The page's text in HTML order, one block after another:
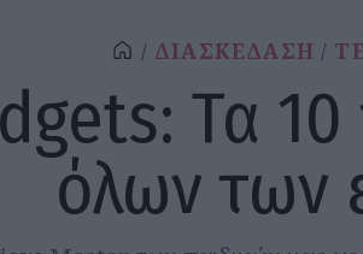
ΔΙΑΣΚΕΔΑΣΗ
Τα 10
όλων των